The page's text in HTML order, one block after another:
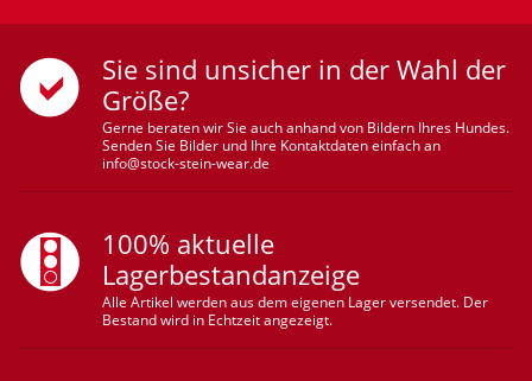
Sie sind unsicher in der Wahl der
Größe?
Gerne beraten wir Sie auch anhand von Bildern Ihres Hundes.
Senden Sie Bilder und Ihre Kontaktdaten einfach an
info@stock-stein-wear.de
100% aktuelle
Lagerbestandanzeige
Alle Artikel werden aus dem eigenen Lager versendet. Der
Bestand wird in Echtzeit angezeigt.